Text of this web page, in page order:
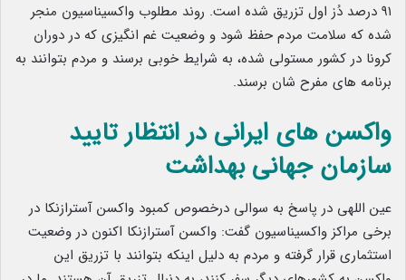
۹۱ درصد دُز اول تزریق شده است. روند مطلوب واکسیناسیون منجر
شده که سلامت مردم حفظ شود و وضعیت غم انگیزی که در دوران
کرونا در کشور مستولی شده، به شرایط خوبی برسند و مردم بتوانند به
برنامه های مفرح شان برسند.
واکسن های ایرانی در انتظار تایید
سازمان جهانی بهداشت
عین اللهی در پاسخ به سوالی درخصوص کمبود واکسن آسترازنکا در
برخی مراکز واکسیناسیون گفت: واکسن آسترازنکا اکنون در وضعیت
استثماری قرار گرفته و مردم به دلیل اینکه بتوانند با تزریق این